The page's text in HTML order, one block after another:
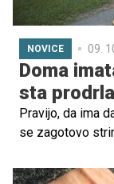
NOVICE 09.
Doma
sta
Pravijo, da ima
se zagotovo
staršema, ki sta